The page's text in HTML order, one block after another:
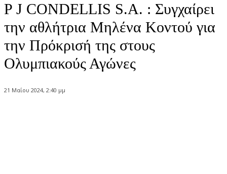
P J CONDELLIS S.A. : Συγχαίρει
την αθλήτρια Μηλένα Κοντού για
την Πρόκρισή της στους
Ολυμπιακούς Αγώνες
21 Μαΐου 2024, 2:40 μμ